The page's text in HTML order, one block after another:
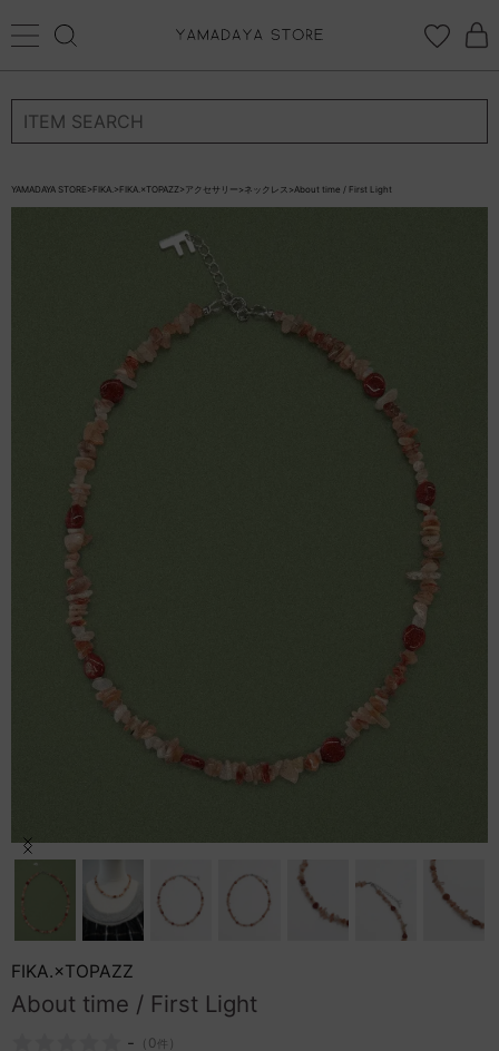
ログイン 新規会員登録
STORE BRAND・LABELから探す
すべての商品
新着商品
予約商品
セール商品
スタイリング
店舗検索
サイズガイド
お問い合わせ
YAMADAYA STORE > FIKA.> FIKA.×TOPAZZ> アクセサリー > ネックレス >About time / First Light
Item
FIKA.×TOPAZZ
About time / First Light
- （ 0件 ）